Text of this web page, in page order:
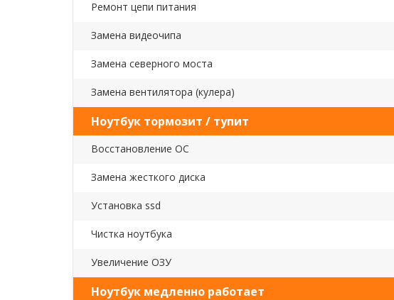
Ремонт цепи питания
Замена видеочипа
Замена северного моста
Замена вентилятора (кулера)
Ноутбук тормозит / тупит
Восстановление ОС
Замена жесткого диска
Установка ssd
Чистка ноутбука
Увеличение ОЗУ
Ноутбук медленно работает